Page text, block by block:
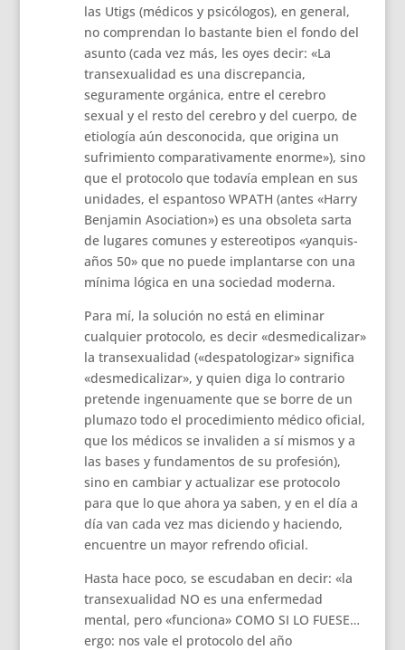
las Utigs (médicos y psicólogos), en general,
no comprendan lo bastante bien el fondo del
asunto (cada vez más, les oyes decir: «La
transexualidad es una discrepancia,
seguramente orgánica, entre el cerebro
sexual y el resto del cerebro y del cuerpo, de
etiología aún desconocida, que origina un
sufrimiento comparativamente enorme»), sino
que el protocolo que todavía emplean en sus
unidades, el espantoso WPATH (antes «Harry
Benjamin Asociation») es una obsoleta sarta
de lugares comunes y estereotipos «yanquis-
años 50» que no puede implantarse con una
mínima lógica en una sociedad moderna.
Para mí, la solución no está en eliminar
cualquier protocolo, es decir «desmedicalizar»
la transexualidad («despatologizar» significa
«desmedicalizar», y quien diga lo contrario
pretende ingenuamente que se borre de un
plumazo todo el procedimiento médico oficial,
que los médicos se invaliden a sí mismos y a
las bases y fundamentos de su profesión),
sino en cambiar y actualizar ese protocolo
para que lo que ahora ya saben, y en el día a
día van cada vez mas diciendo y haciendo,
encuentre un mayor refrendo oficial.
Hasta hace poco, se escudaban en decir: «la
transexualidad NO es una enfermedad
mental, pero «funciona» COMO SI LO FUESE…
ergo: nos vale el protocolo del año